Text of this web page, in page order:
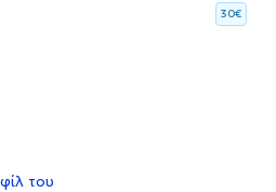
30€
του